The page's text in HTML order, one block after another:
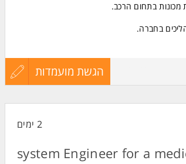
בתחום הרכב.
בחברה.
פי דרישות הלקוח והתקנים.
בפרויקטים.
עם ספקים בתחום.
הגשת מועמדות
עדכון
2 ימים
system Engineer for a